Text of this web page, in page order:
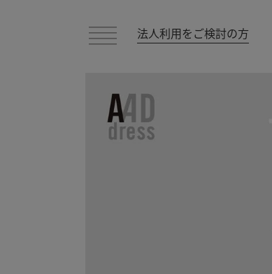
法人利用をご検討の方